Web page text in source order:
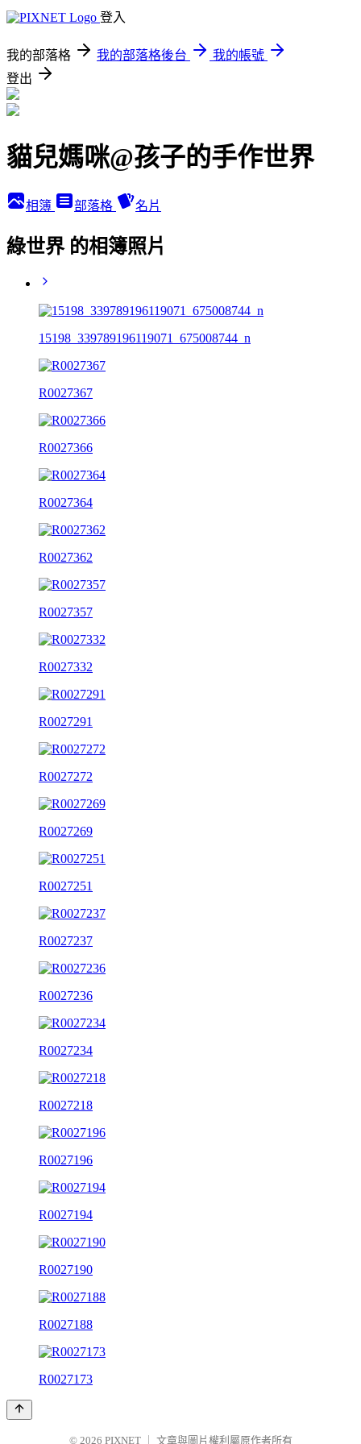
登入
我的部落格 我的部落格後台
我的帳號
登出
貓兒媽咪@孩子的手作世界
相簿 部落格 名片
綠世界 的相簿照片
15198_339789196119071_675008744_n
R0027367
R0027366
R0027364
R0027362
R0027357
R0027332
R0027291
R0027272
R0027269
R0027251
R0027237
R0027236
R0027234
R0027218
R0027196
R0027194
R0027190
R0027188
R0027173
© 2026 PIXNET 文章與圖片權利屬原作者所有